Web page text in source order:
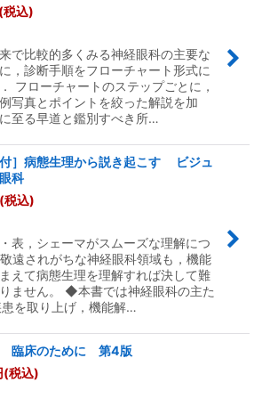
(税込)
で比較的多くみる神経眼科の主要な
，診断手順をフローチャート形式に
フローチャートのステップごとに，
写真とポイントを絞った解説を加
至る早道と鑑別すべき所…
付］病態生理から説き起こす ビジュ
科
(税込)
表，シェーマがスムーズな理解につ
遠されがちな神経眼科領域も，機能
えて病態生理を理解すれば決して難
ません。 ◆本書では神経眼科の主た
を取り上げ，機能解…
臨床のために 第4版
(税込)